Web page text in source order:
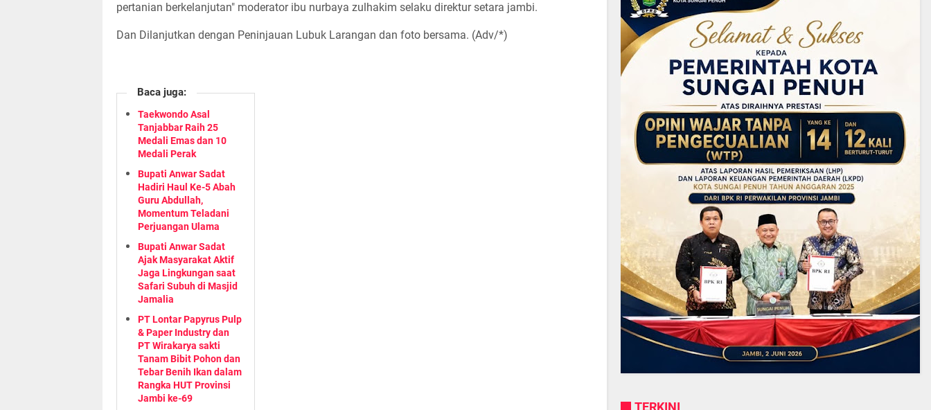
pertanian berkelanjutan" moderator ibu nurbaya zulhakim selaku direktur setara jambi.
Dan Dilanjutkan dengan Peninjauan Lubuk Larangan dan foto bersama. (Adv/*)
Baca juga:
Taekwondo Asal
Tanjabbar Raih 25
Medali Emas dan 10
Medali Perak
Bupati Anwar Sadat
Hadiri Haul Ke-5 Abah
Guru Abdullah,
Momentum Teladani
Perjuangan Ulama
Bupati Anwar Sadat
Ajak Masyarakat Aktif
Jaga Lingkungan saat
Safari Subuh di Masjid
Jamalia
PT Lontar Papyrus Pulp
& Paper Industry dan
PT Wirakarya sakti
Tanam Bibit Pohon dan
Tebar Benih Ikan dalam
Rangka HUT Provinsi
Jambi ke-69
TERKINI